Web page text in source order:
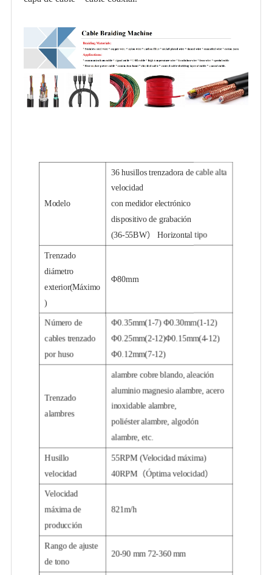
Modelo
36 husillos trenzadora de cable alta
velocidad
con medidor electrónico
dispositivo de grabación
(36-55BW） Horizontal tipo
Trenzado
diámetro
exterior(Máximo
)
Φ80mm
Número de
cables trenzado
por huso
Φ0.35mm(1-7) Φ0.30mm(1-12)
Φ0.25mm(2-12)Φ0.15mm(4-12)
Φ0.12mm(7-12)
Trenzado
alambres
alambre cobre blando, aleación
aluminio magnesio alambre, acero
inoxidable alambre,
poliéster alambre, algodón
alambre, etc.
Husillo
velocidad
55RPM (Velocidad máxima)
40RPM（Óptima velocidad）
Velocidad
máxima de
producción
821m/h
Rango de ajuste
de tono
20-90 mm 72-360 mm